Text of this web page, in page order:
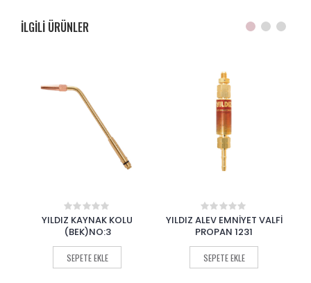
ILGILI ÜRÜNLER
0
out
of
5
YILDIZ ALEV EMNİYET VALFİ
PROPAN 1231
SEPETE EKLE
0
out
of
5
YILDIZ ALEV EMNİYET VALFİ
OKSİJEN 1128
SEPETE EKLE